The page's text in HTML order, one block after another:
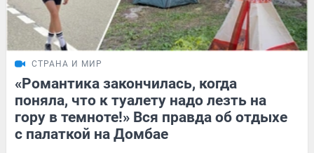
СТРАНА И МИР
«Романтика закончилась, когда
поняла, что к туалету надо лезть на
гору в темноте!» Вся правда об отдыхе
с палаткой на Домбае